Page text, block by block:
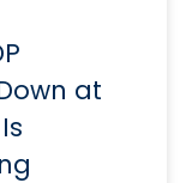
at